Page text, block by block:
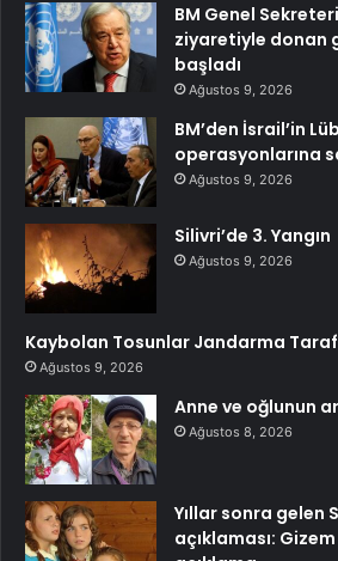
BM Genel
ziyaretiyle donan
başladı
Ağustos 9, 2026
BM’den İsrail’in
operasyonlarına
Ağustos 9, 2026
Silivri’de 3. Yangın
Ağustos 9, 2026
Kaybolan Tosunlar Jandarma
Ağustos 9, 2026
Anne ve oğlunun
Ağustos 8, 2026
Yıllar sonra gelen
açıklaması: